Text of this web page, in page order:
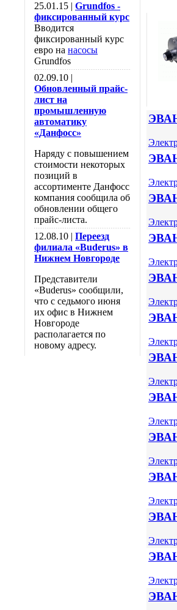
25.01.15 | Grundfos -
фиксированный курс
Вводится
фиксированный курс
евро на насосы
Grundfos
02.09.10 |
Обновленный прайс-
лист на
промышленную
автоматику
«Данфосс»
Наряду с повышением
стоимости некоторых
позиций в
ассортименте Данфосс
компания сообщила об
обновлении общего
прайс-листа.
12.08.10 | Переезд
филиала «Buderus» в
Нижнем Новгороде
Представители
«Buderus» сообщили,
что с седьмого июня
их офис в Нижнем
Новгороде
располагается по
новому адресу.